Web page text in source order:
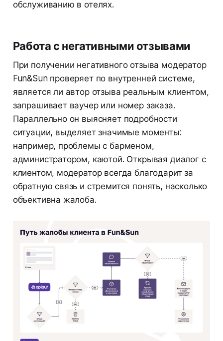
обслуживанию в отелях.
Работа с негативными отзывами
При получении негативного отзыва модератор
Fun&Sun проверяет по внутренней системе,
является ли автор отзыва реальным клиентом,
запрашивает ваучер или номер заказа.
Параллельно он выясняет подробности
ситуации, выделяет значимые моменты:
например, проблемы с барменом,
администратором, каютой. Открывая диалог с
клиентом, модератор всегда благодарит за
обратную связь и стремится понять, насколько
объективна жалоба.